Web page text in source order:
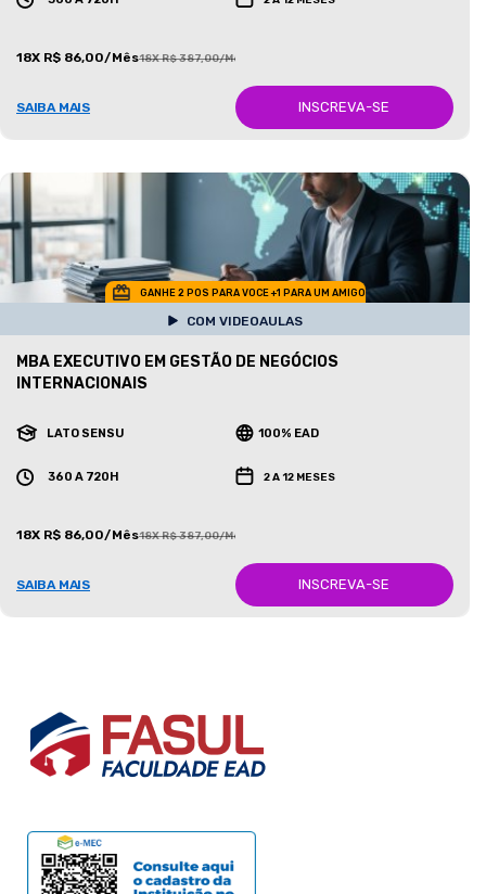
18X R$ 86,00/Mês18X R$ 387,00/Mês
SAIBA MAIS INSCREVA-SE
GANHE 2 POS PARA VOCE +1 PARA UM AMIGO
COM VIDEOAULAS
MBA EXECUTIVO EM GESTÃO DE NEGÓCIOS
INTERNACIONAIS
LATO SENSU 100% EAD
360 A 720H 2 A 12 MESES
18X R$ 86,00/Mês18X R$ 387,00/Mês
SAIBA MAIS INSCREVA-SE